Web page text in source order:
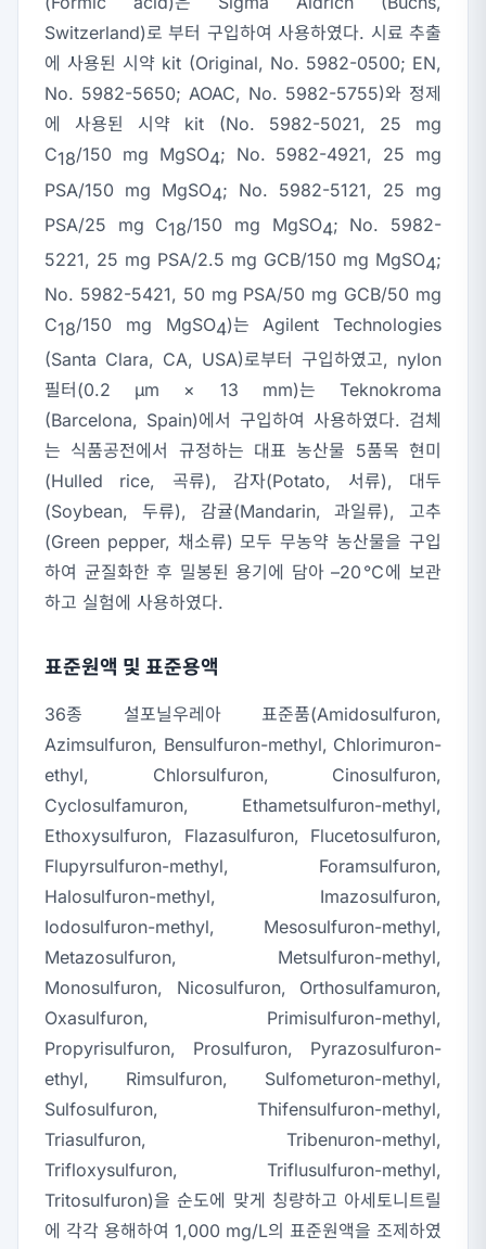
Switzerland)로 부터 구입하여 사용하였다. 시료 추출
에 사용된 시약 kit (Original, No. 5982-0500; EN,
No. 5982-5650; AOAC, No. 5982-5755)와 정제
에 사용된 시약 kit (No. 5982-5021, 25 mg
C18/150 mg MgSO4; No. 5982-4921, 25 mg
PSA/150 mg MgSO4; No. 5982-5121, 25 mg
PSA/25 mg C18/150 mg MgSO4; No. 5982-
5221, 25 mg PSA/2.5 mg GCB/150 mg MgSO4;
No. 5982-5421, 50 mg PSA/50 mg GCB/50 mg
C18/150 mg MgSO4)는 Agilent Technologies
(Santa Clara, CA, USA)로부터 구입하였고, nylon
필터(0.2 μm × 13 mm)는 Teknokroma
(Barcelona, Spain)에서 구입하여 사용하였다. 검체
는 식품공전에서 규정하는 대표 농산물 5품목 현미
(Hulled rice, 곡류), 감자(Potato, 서류), 대두
(Soybean, 두류), 감귤(Mandarin, 과일류), 고추
(Green pepper, 채소류) 모두 무농약 농산물을 구입
하여 균질화한 후 밀봉된 용기에 담아 –20℃에 보관
하고 실험에 사용하였다.
표준원액 및 표준용액
36종 설포닐우레아 표준품(Amidosulfuron,
Azimsulfuron, Bensulfuron-methyl, Chlorimuron-
ethyl, Chlorsulfuron, Cinosulfuron,
Cyclosulfamuron, Ethametsulfuron-methyl,
Ethoxysulfuron, Flazasulfuron, Flucetosulfuron,
Flupyrsulfuron-methyl, Foramsulfuron,
Halosulfuron-methyl, Imazosulfuron,
Iodosulfuron-methyl, Mesosulfuron-methyl,
Metazosulfuron, Metsulfuron-methyl,
Monosulfuron, Nicosulfuron, Orthosulfamuron,
Oxasulfuron, Primisulfuron-methyl,
Propyrisulfuron, Prosulfuron, Pyrazosulfuron-
ethyl, Rimsulfuron, Sulfometuron-methyl,
Sulfosulfuron, Thifensulfuron-methyl,
Triasulfuron, Tribenuron-methyl,
Trifloxysulfuron, Triflusulfuron-methyl,
Tritosulfuron)을 순도에 맞게 칭량하고 아세토니트릴
에 각각 용해하여 1,000 mg/L의 표준원액을 조제하였